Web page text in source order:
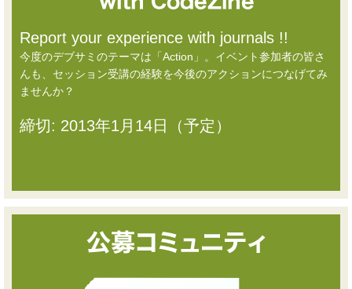
Report your experience with journals !!
今度のデブサミのテーマは「Action」。イベント参加者の皆さ
んも、セッション受講の経験を今後のアクションにつなげてみ
ませんか？
締切: 2013年1月14日（予定）